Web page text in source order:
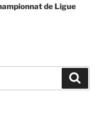
de Ligue